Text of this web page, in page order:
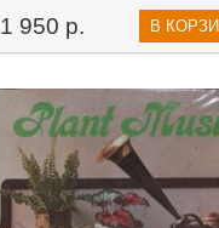
1 950 р. В